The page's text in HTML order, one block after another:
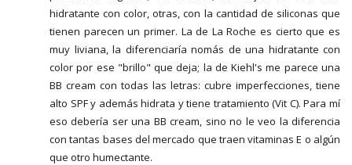
hidratante con color, otras, con la cantidad de siliconas que
tienen parecen un primer. La de La Roche es cierto que es
muy liviana, la diferenciaría nomás de una hidratante con
color por ese "brillo" que deja; la de Kiehl's me parece una
BB cream con todas las letras: cubre imperfecciones, tiene
alto SPF y además hidrata y tiene tratamiento (Vit C). Para mí
eso debería ser una BB cream, sino no le veo la diferencia
con tantas bases del mercado que traen vitaminas E o algún
que otro humectante.